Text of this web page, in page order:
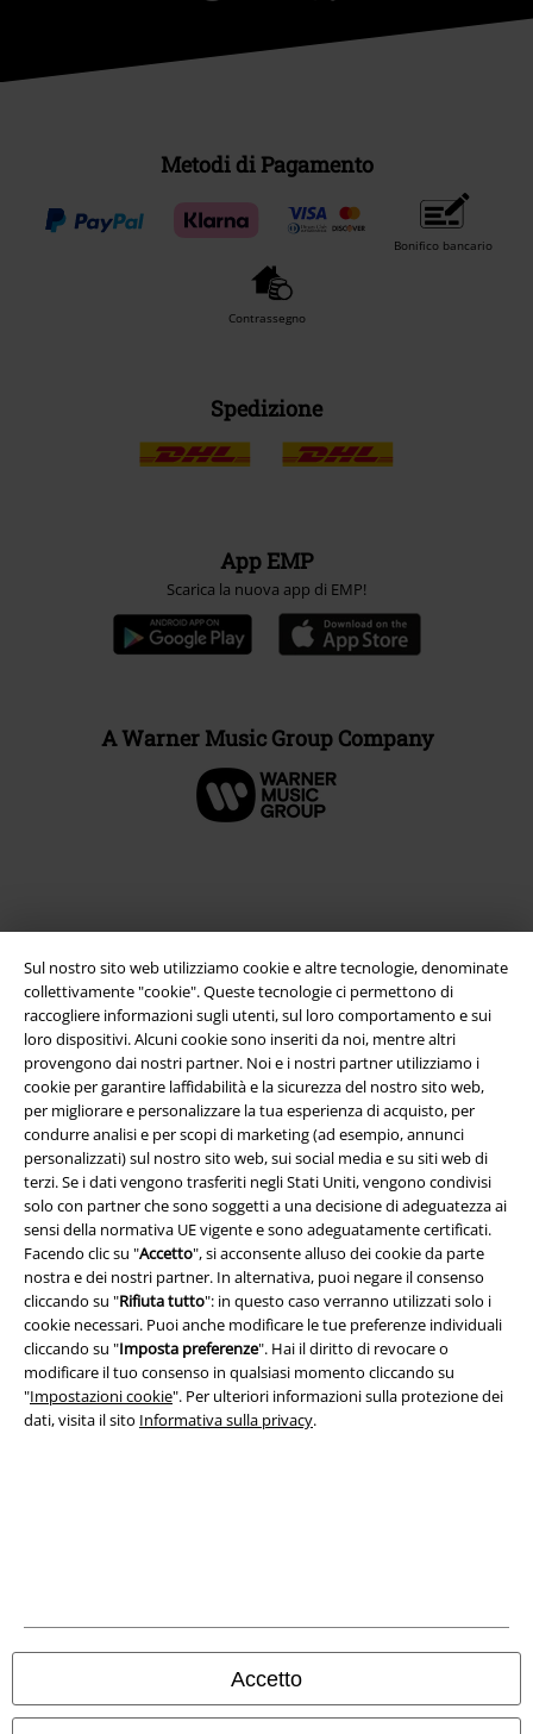
Sul nostro sito web utilizziamo cookie e altre tecnologie, denominate
collettivamente "cookie". Queste tecnologie ci permettono di
raccogliere informazioni sugli utenti, sul loro comportamento e sui
loro dispositivi. Alcuni cookie sono inseriti da noi, mentre altri
provengono dai nostri partner. Noi e i nostri partner utilizziamo i
cookie per garantire laffidabilità e la sicurezza del nostro sito web,
per migliorare e personalizzare la tua esperienza di acquisto, per
condurre analisi e per scopi di marketing (ad esempio, annunci
personalizzati) sul nostro sito web, sui social media e su siti web di
terzi. Se i dati vengono trasferiti negli Stati Uniti, vengono condivisi
solo con partner che sono soggetti a una decisione di adeguatezza ai
sensi della normativa UE vigente e sono adeguatamente certificati.
Facendo clic su "Accetto", si acconsente alluso dei cookie da parte
nostra e dei nostri partner. In alternativa, puoi negare il consenso
cliccando su "Rifiuta tutto": in questo caso verranno utilizzati solo i
cookie necessari. Puoi anche modificare le tue preferenze individuali
cliccando su "Imposta preferenze". Hai il diritto di revocare o
modificare il tuo consenso in qualsiasi momento cliccando su
"Impostazioni cookie". Per ulteriori informazioni sulla protezione dei
dati, visita il sito Informativa sulla privacy.
Accetto
Metodi di Pagamento
Bonifico bancario
Contrassegno
Spedizione
App EMP
Scarica la nuova app di EMP!
A Warner Music Group Company
Info legali
Termini & Condizioni
Redazione
Legge sulla Privacy
Smaltimento rifiuti e protezione dell’ambiente
Dichiarazione di Conformità
Informazioni sull'accessibilità
Gli altri shop EMP nel mondo